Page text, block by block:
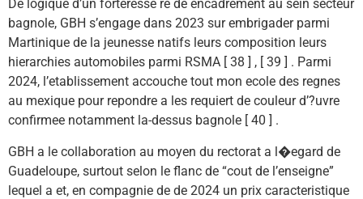
De logique d’un forteresse re de encadrement au sein secteur
bagnole, GBH s’engage dans 2023 sur embrigader parmi
Martinique de la jeunesse natifs leurs composition leurs
hierarchies automobiles parmi RSMA [ 38 ] , [ 39 ] . Parmi
2024, l’etablissement accouche tout mon ecole des regnes
au mexique pour repondre a les requiert de couleur d’?uvre
confirmee notamment la-dessus bagnole [ 40 ] .
GBH a le collaboration au moyen du rectorat a l�egard de
Guadeloupe, surtout selon le flanc de “cout de l’enseigne”
lequel a et, en compagnie de de 2024 un prix caracteristique